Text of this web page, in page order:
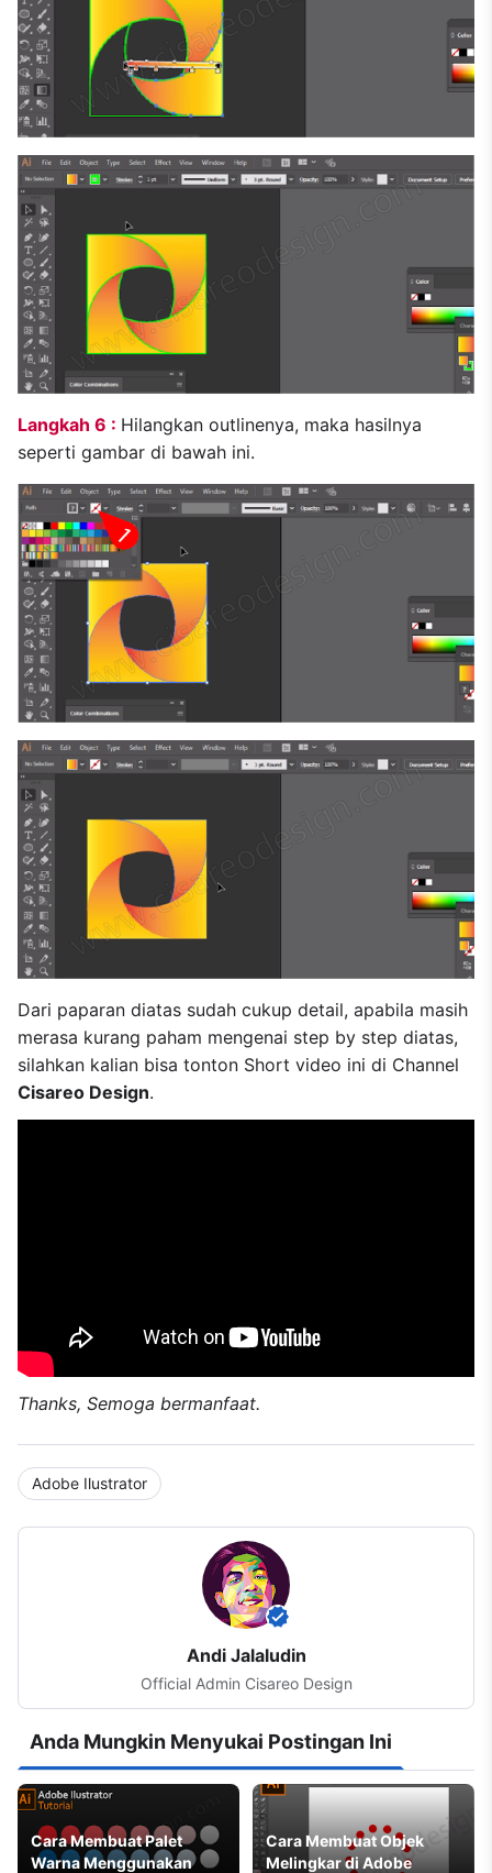
Langkah 6 : Hilangkan outlinenya, maka hasilnya
seperti gambar di bawah ini.
Dari paparan diatas sudah cukup detail, apabila masih
merasa kurang paham mengenai step by step diatas,
silahkan kalian bisa tonton Short video ini di Channel
Cisareo Design.
Thanks, Semoga bermanfaat.
Adobe Ilustrator
Andi Jalaludin
Official Admin Cisareo Design
Anda Mungkin Menyukai Postingan Ini
Cara Membuat Palet
Warna Menggunakan
Cara Membuat Objek
Melingkar di Adobe